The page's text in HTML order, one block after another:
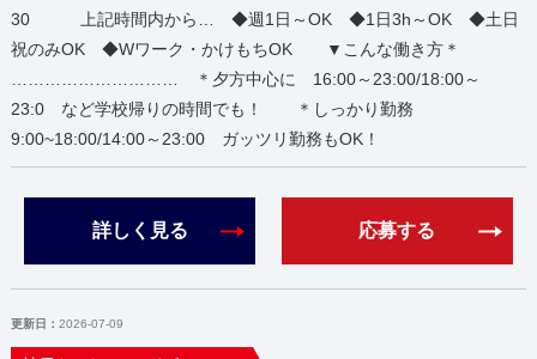
30 上記時間内から… ◆週1日～OK ◆1日3h～OK ◆土日
祝のみOK ◆Wワーク・かけもちOK ▼こんな働き方＊
………………………… ＊夕方中心に 16:00～23:00/18:00～
23:0 など学校帰りの時間でも！ ＊しっかり勤務
9:00~18:00/14:00～23:00 ガッツリ勤務もOK！
詳しく見る 応募する
更新日： 2026-07-09